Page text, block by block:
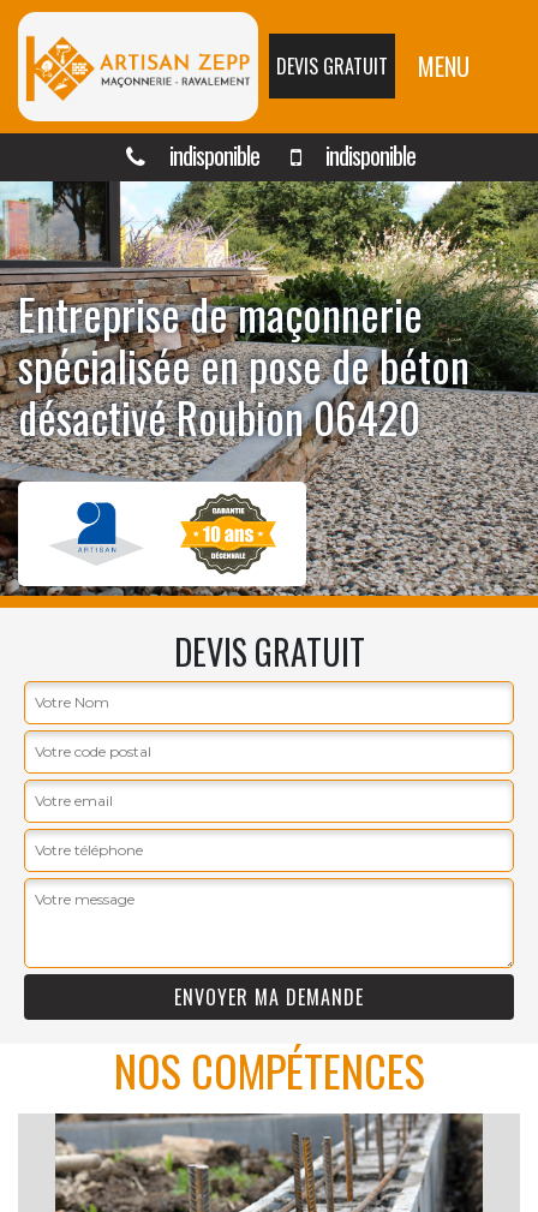
DEVIS GRATUIT MENU
indisponible indisponible
Entreprise de maçonnerie
spécialisée en pose de béton
désactivé Roubion 06420
DEVIS GRATUIT
NOS COMPÉTENCES